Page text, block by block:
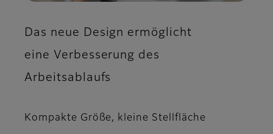
Das neue Design ermöglicht
eine Verbesserung des
Arbeitsablaufs
Kompakte Größe, kleine Stellfläche